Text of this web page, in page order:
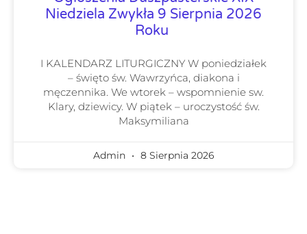
Niedziela Zwykła 9 Sierpnia 2026
Roku
I KALENDARZ LITURGICZNY W poniedziałek
– święto św. Wawrzyńca, diakona i
męczennika. We wtorek – wspomnienie sw.
Klary, dziewicy. W piątek – uroczystość św.
Maksymiliana
Admin 8 Sierpnia 2026